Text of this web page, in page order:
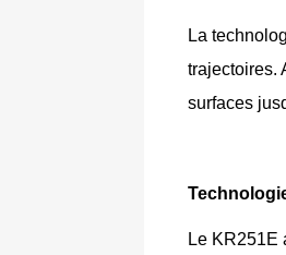
La
trajectoires.
surfaces
Le KR251E